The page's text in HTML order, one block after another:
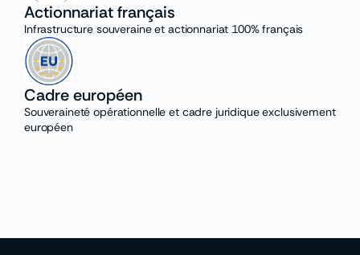
Actionnariat français
Infrastructure souveraine et actionnariat 100% français
Cadre européen
Souveraineté opérationnelle et cadre juridique exclusivement
européen